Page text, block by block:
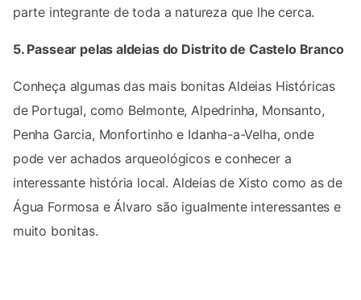
parte integrante de toda a natureza que lhe cerca.
5. Passear pelas aldeias do Distrito de Castelo Branco
Conheça algumas das mais bonitas Aldeias Históricas
de Portugal, como Belmonte, Alpedrinha, Monsanto,
Penha Garcia, Monfortinho e Idanha-a-Velha, onde
pode ver achados arqueológicos e conhecer a
interessante história local. Aldeias de Xisto como as de
Água Formosa e Álvaro são igualmente interessantes e
muito bonitas.